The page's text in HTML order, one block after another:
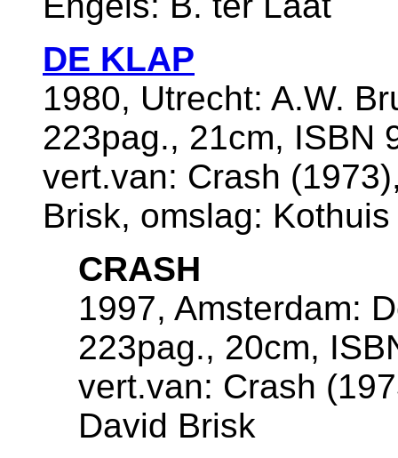
DE KLAP
1980, Utrecht: A.W.
223pag., 21cm, ISBN
vert.van: Crash
Brisk, omslag: Kothuis
CRASH
1997, Amsterdam:
223pag., 20cm,
vert.van: Crash
David Brisk